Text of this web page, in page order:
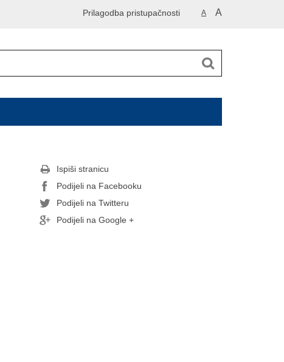
A A
Prilagodba pristupačnosti
Ispiši stranicu
Podijeli na Facebooku
Podijeli na Twitteru
Podijeli na Google +